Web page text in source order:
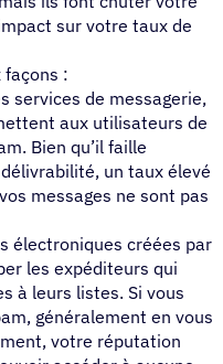
sur votre taux de
façons :
services de messagerie,
aux utilisateurs de
Bien qu’il faille
un taux élevé
messages ne sont pas
électroniques créées par
les expéditeurs qui
à leurs listes. Si vous
généralement en vous
votre réputation